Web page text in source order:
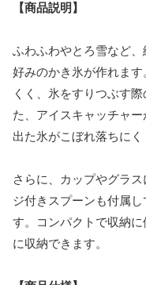
【商品説明】
ふわふわやとろ雪など
好みのかき氷が作れま
くく、氷をすりつぶす
た、アイスキャッチャ
出た氷がこぼれ落ちにく
さらに、カップやグラ
ジ付きスプーンも付属
す。コンパクトで収納
に収納できます。